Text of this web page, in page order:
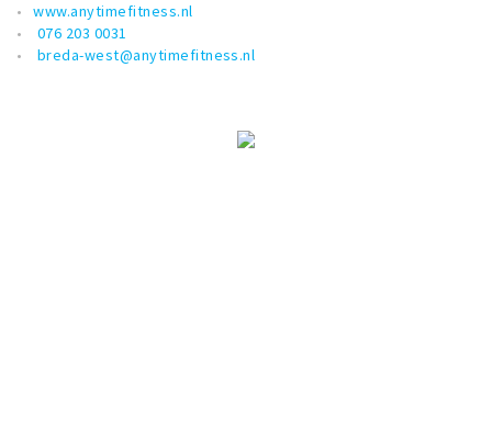
www.anytimefitness.nl
076 203 0031
breda-west@anytimefitness.nl